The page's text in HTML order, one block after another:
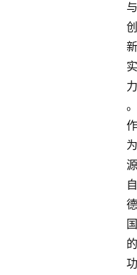
与
创
新
实
力
。
作
为
源
自
德
国
的
功